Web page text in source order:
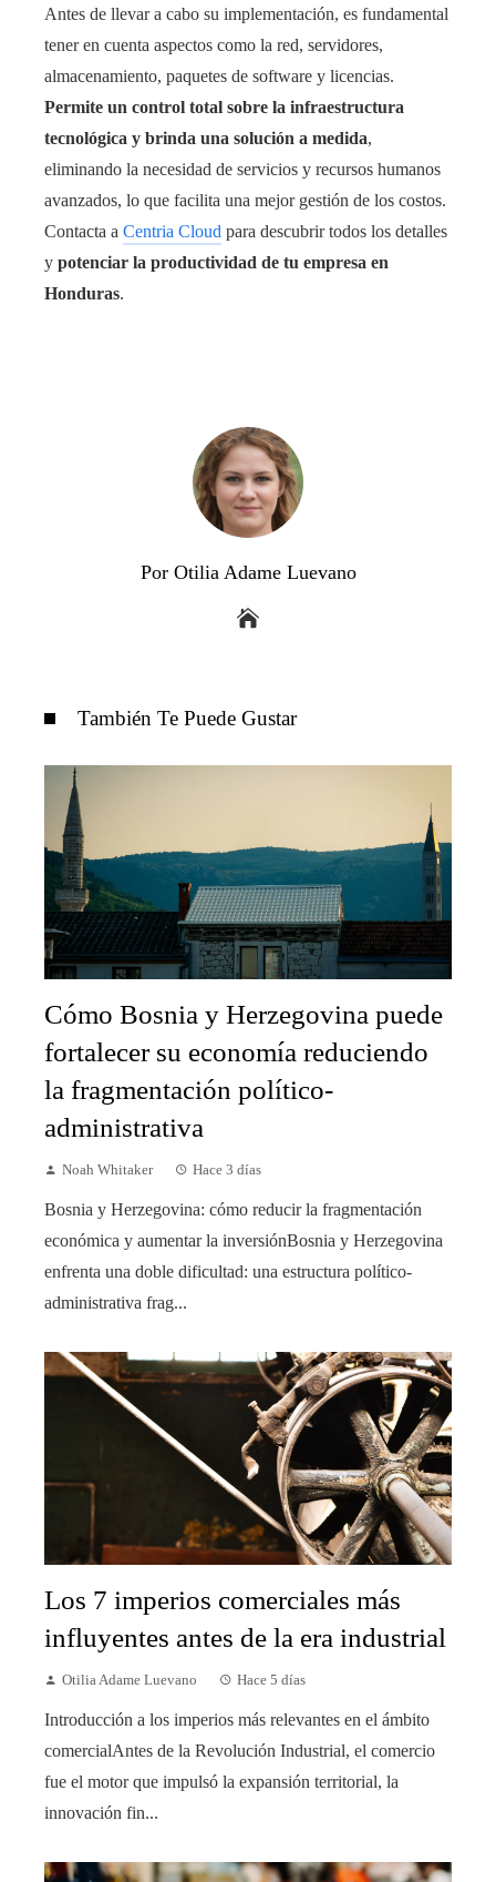
Antes de llevar a cabo su implementación, es fundamental
tener en cuenta aspectos como la red, servidores,
almacenamiento, paquetes de software y licencias.
Permite un control total sobre la infraestructura
tecnológica y brinda una solución a medida,
eliminando la necesidad de servicios y recursos humanos
avanzados, lo que facilita una mejor gestión de los costos.
Contacta a Centria Cloud para descubrir todos los detalles
y potenciar la productividad de tu empresa en
Honduras.
Por Otilia Adame Luevano
También Te Puede Gustar
Cómo Bosnia y Herzegovina puede
fortalecer su economía reduciendo
la fragmentación político-
administrativa
Noah Whitaker Hace 3 días
Bosnia y Herzegovina: cómo reducir la fragmentación
económica y aumentar la inversiónBosnia y Herzegovina
enfrenta una doble dificultad: una estructura político-
administrativa frag...
Los 7 imperios comerciales más
influyentes antes de la era industrial
Otilia Adame Luevano Hace 5 días
Introducción a los imperios más relevantes en el ámbito
comercialAntes de la Revolución Industrial, el comercio
fue el motor que impulsó la expansión territorial, la
innovación fin...